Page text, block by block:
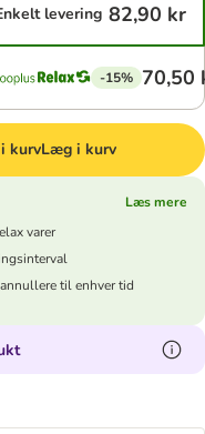
levering 82,90 kr
-15% 70,50
kurvLæg i kurv
Læs mere
varer
til enhver tid